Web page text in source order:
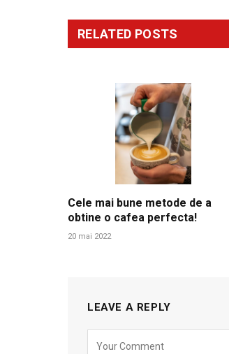
RELATED POSTS
Cele mai bune metode de a
obtine o cafea perfecta!
20 mai 2022
LEAVE A REPLY